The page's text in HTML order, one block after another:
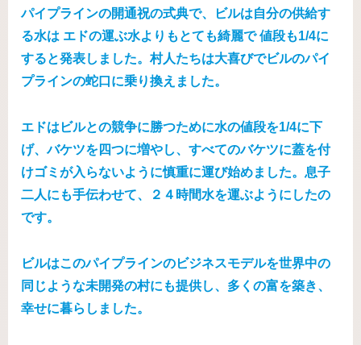
パイプラインの開通祝の式典で、ビルは自分の供給す
る水は エドの運ぶ水よりもとても綺麗で 値段も1/4に
すると発表しました。村人たちは大喜びでビルのパイ
プラインの蛇口に乗り換えました。
エドはビルとの競争に勝つために水の値段を1/4に下
げ、バケツを四つに増やし、すべてのバケツに蓋を付
けゴミが入らないように慎重に運び始めました。息子
二人にも手伝わせて、２４時間水を運ぶようにしたの
です。
ビルはこのパイプラインのビジネスモデルを世界中の
同じような未開発の村にも提供し、多くの富を築き、
幸せに暮らしました。